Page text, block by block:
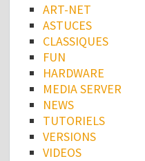
ART-NET
ASTUCES
CLASSIQUES
FUN
HARDWARE
MEDIA SERVER
NEWS
TUTORIELS
VERSIONS
VIDEOS